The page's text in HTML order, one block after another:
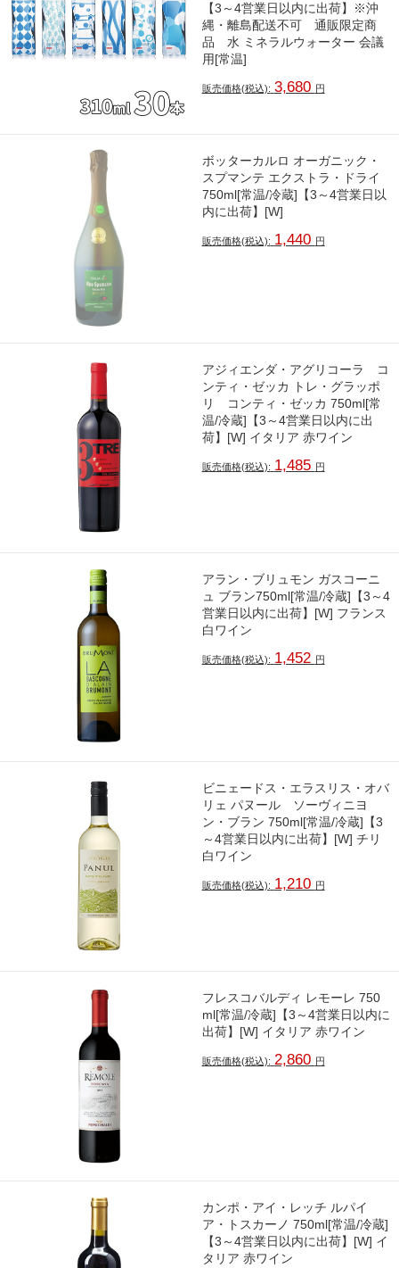
【3～4営業日以内に出荷】※沖
縄・離島配送不可 通販限定商
品 水 ミネラルウォーター 会議
用[常温]
販売価格(税込): 3,680 円
ボッターカルロ オーガニック・
スプマンテ エクストラ・ドライ
750ml[常温/冷蔵]【3～4営業日以
内に出荷】[W]
販売価格(税込): 1,440 円
アジィエンダ・アグリコーラ コ
ンティ・ゼッカ トレ・グラッポ
リ コンティ・ゼッカ 750ml[常
温/冷蔵]【3～4営業日以内に出
荷】[W] イタリア 赤ワイン
販売価格(税込): 1,485 円
アラン・ブリュモン ガスコーニ
ュ ブラン750ml[常温/冷蔵]【3～4
営業日以内に出荷】[W] フランス
白ワイン
販売価格(税込): 1,452 円
ビニェードス・エラスリス・オバ
リェ パヌール ソーヴィニヨ
ン・ブラン 750ml[常温/冷蔵]【3
～4営業日以内に出荷】[W] チリ
白ワイン
販売価格(税込): 1,210 円
フレスコバルディ レモーレ 750
ml[常温/冷蔵]【3～4営業日以内に
出荷】[W] イタリア 赤ワイン
販売価格(税込): 2,860 円
カンポ・アイ・レッチ ルパイ
ア・トスカーノ 750ml[常温/冷蔵]
【3～4営業日以内に出荷】[W] イ
タリア 赤ワイン